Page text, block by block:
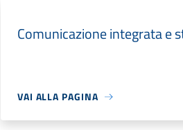
Comunicazione integrata e
VAI ALLA PAGINA